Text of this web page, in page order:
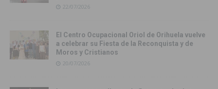
22/07/2026
El Centro Ocupacional Oriol de Orihuela vuelve
a celebrar su Fiesta de la Reconquista y de
Moros y Cristianos
20/07/2026